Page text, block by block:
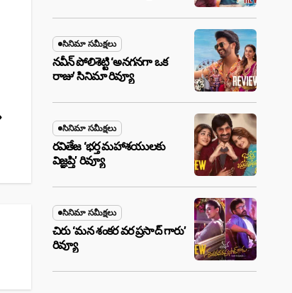
సినిమా సమీక్షలు
నవీన్ పోలిశెట్టి ‘అనగనగా ఒక
రాజు’ సినిమా రివ్యూ
సినిమా సమీక్షలు
రవితేజ ‘భర్త మహాశయులకు
విజ్ఞప్తి’ రివ్యూ
సినిమా సమీక్షలు
చిరు ‘మ‌న శంక‌ర వ‌ర ప్ర‌సాద్ గారు’
రివ్యూ